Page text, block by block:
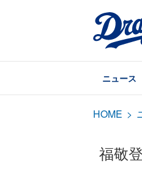
ニュース
HOME >
福敬